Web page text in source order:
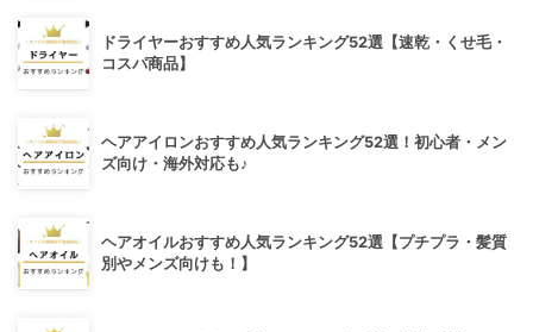
ドライヤーおすすめ人気ランキング52選【速乾・くせ毛・
コスパ商品】
ヘアアイロンおすすめ人気ランキング52選！初心者・メン
ズ向け・海外対応も♪
ヘアオイルおすすめ人気ランキング52選【プチプラ・髪質
別やメンズ向けも！】